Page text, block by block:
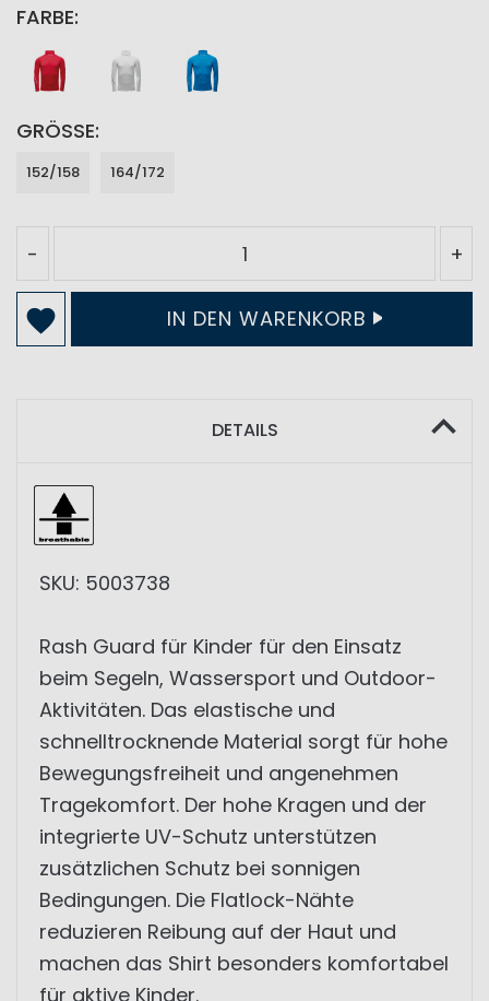
FARBE
GRÖSSE
152/158 164/172
- +
IN DEN WARENKORB
DETAILS
SKU: 5003738
Rash Guard für Kinder für den Einsatz
beim Segeln, Wassersport und Outdoor-
Aktivitäten. Das elastische und
schnelltrocknende Material sorgt für hohe
Bewegungsfreiheit und angenehmen
Tragekomfort. Der hohe Kragen und der
integrierte UV-Schutz unterstützen
zusätzlichen Schutz bei sonnigen
Bedingungen. Die Flatlock-Nähte
reduzieren Reibung auf der Haut und
machen das Shirt besonders komfortabel
für aktive Kinder.